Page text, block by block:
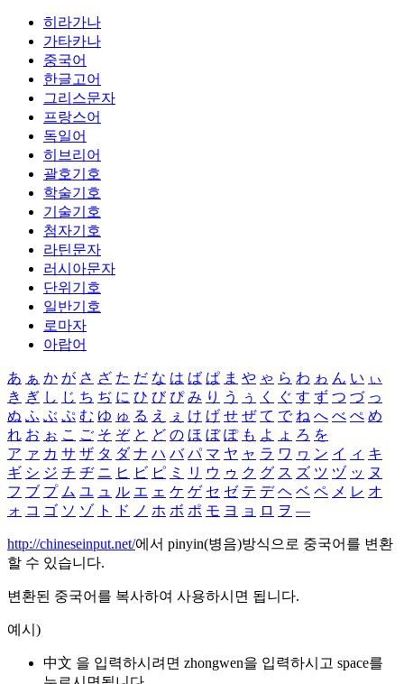
히라가나
가타카나
중국어
한글고어
그리스문자
프랑스어
독일어
히브리어
괄호기호
학술기호
기술기호
첨자기호
라틴문자
러시아문자
단위기호
일반기호
로마자
아랍어
あ ぁ か が さ ざ た だ な は ば ぱ ま や ゃ ら わ ゎ ん い ぃ
き ぎ し じ ち ぢ に ひ び ぴ み り う ぅ く ぐ す ず つ づ っ
ぬ ふ ぶ ぷ む ゆ ゅ る え ぇ け げ せ ぜ て で ね へ べ ぺ め
れ お ぉ こ ご そ ぞ と ど の ほ ぼ ぽ も よ ょ ろ を
ア ァ カ サ ザ タ ダ ナ ハ バ パ マ ヤ ャ ラ ワ ヮ ン イ ィ キ
ギ シ ジ チ ヂ ニ ヒ ビ ピ ミ リ ウ ゥ ク グ ス ズ ツ ヅ ッ ヌ
フ ブ プ ム ユ ュ ル エ ェ ケ ゲ セ ゼ テ デ ヘ ベ ペ メ レ オ
ォ コ ゴ ソ ゾ ト ド ノ ホ ボ ポ モ ヨ ョ ロ ヲ ―
http://chineseinput.net/에서 pinyin(병음)방식으로 중국어를 변환
할 수 있습니다.
변환된 중국어를 복사하여 사용하시면 됩니다.
예시)
中文 을 입력하시려면 zhongwen을 입력하시고 space를